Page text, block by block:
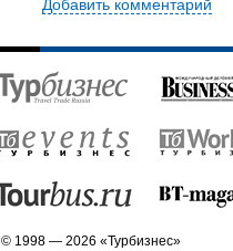
Добавить комментарий
© 1998 — 2026 «Турбизнес»